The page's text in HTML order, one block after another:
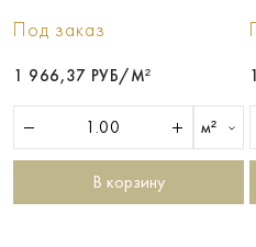
Под заказ
1 966,37 РУБ/М²
м²
В корзину